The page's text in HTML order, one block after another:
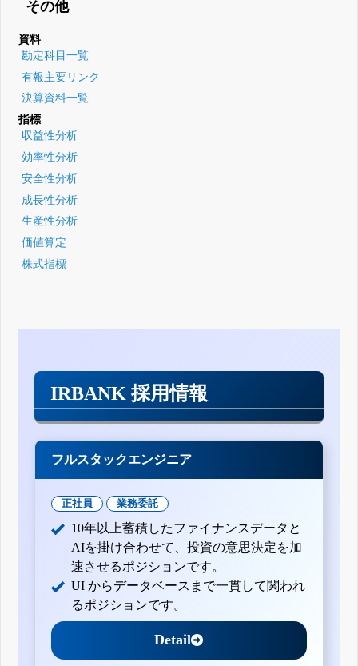
その他
資料
勘定科目一覧
有報主要リンク
決算資料一覧
指標
収益性分析
効率性分析
安全性分析
成長性分析
生産性分析
価値算定
株式指標
IRBANK 採用情報
フルスタックエンジニア
正社員 業務委託
10年以上蓄積したファイナンスデータと
AIを掛け合わせて、投資の意思決定を加
速させるポジションです。
UI からデータベースまで一貫して関われ
るポジションです。
Detail